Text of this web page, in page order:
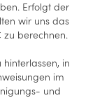
Erfolgt der
wir uns das
zu berechnen.
in
im
und